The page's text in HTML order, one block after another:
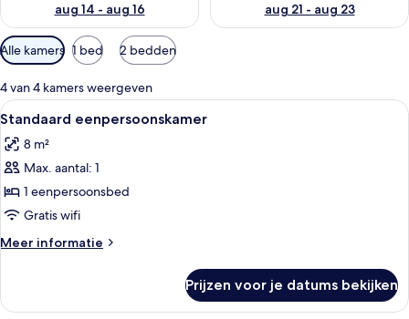
aug 14 - aug 16
aug 21 - aug 23
Beschikbare
filters
voor
kamers
Alle kamers 1 bed 2 bedden
4 van 4 kamers weergeven
Alle
foto's
voor
Standaard
eenpersoonskamer
laden
Een kleine kamer met een enkel
4
Standaard eenpersoonskamer
8 m²
Max. aantal: 1
1 eenpersoonsbed
Gratis wifi
Meer informatie
Meer
eenpersoonskamer
Prijzen voor je datums bekijken